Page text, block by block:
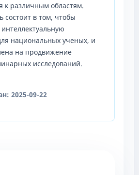
к различным областям.
состоит в том, чтобы
национальных ученых, и
на продвижение
исследований.
2025-09-22